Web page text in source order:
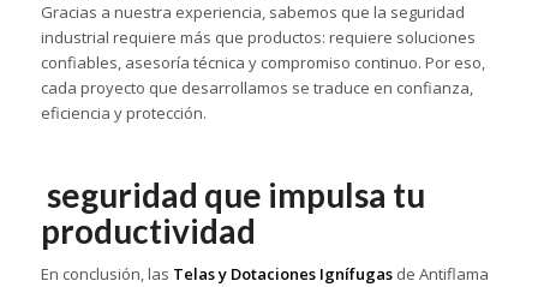
Gracias a nuestra experiencia, sabemos que la seguridad
industrial requiere más que productos: requiere soluciones
confiables, asesoría técnica y compromiso continuo. Por eso,
cada proyecto que desarrollamos se traduce en confianza,
eficiencia y protección.
seguridad que impulsa tu
productividad
En conclusión, las Telas y Dotaciones Ignífugasde Antiflama